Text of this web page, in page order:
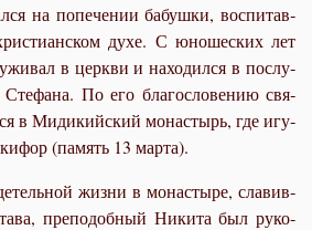
на по­пе­че­нии ба­буш­ки, вос­пи­тав­
ду­хе. С юно­ше­ских лет
в церк­ви и на­хо­дил­ся в по­слу­
По его бла­го­сло­ве­нию свя­
в Ми­ди­кий­ский мо­на­стырь, где игу­
(па­мять 13 мар­та).
жиз­ни в мо­на­сты­ре, сла­вив­
пре­по­доб­ный Ни­ки­та был ру­ко­